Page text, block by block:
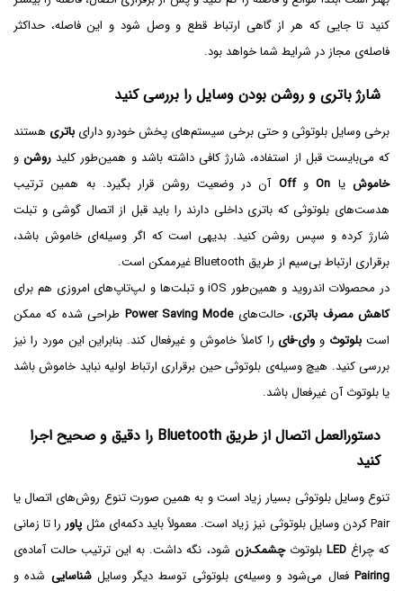
کنید تا جایی که هر از گاهی ارتباط قطع و وصل شود و این فاصله، حداکثر
فاصله‌ی مجاز در شرایط شما خواهد بود.
شارژ باتری و روشن بودن وسایل را بررسی کنید
برخی وسایل بلوتوثی و حتی برخی سیستم‌های پخش خودرو دارای باتری هستند
که می‌بایست قبل از استفاده، شارژ کافی داشته باشد و همین‌طور کلید روشنو
خاموشیا OnوOff آن در وضعیت روشن قرار بگیرد. به همین ترتیب
هدست‌های بلوتوثی که باتری داخلی دارند را باید قبل از اتصال گوشی و تبلت
شارژ کرده و سپس روشن کنید. بدیهی است که اگر وسیله‌ای خاموش باشد،
برقراری ارتباط بی‌سیم از طریق Bluetooth غیرممکن است.
در محصولات اندروید و همین‌طور iOS و تبلت‌ها و لپ‌تاپ‌های امروزی هم برای
کاهش مصرف باتری، حالت‌هایPower Saving Mode طراحی شده که ممکن
است بلوتوث و وای-فای را کاملاً خاموش و غیرفعال کند. بنابراین این مورد را نیز
بررسی کنید. هیچ وسیله‌ی بلوتوثی حین برقراری ارتباط اولیه نباید خاموش باشد
یا بلوتوث آن غیرفعال باشد.
دستورالعمل اتصال از طریق Bluetooth را دقیق و صحیح اجرا
کنید
تنوع وسایل بلوتوثی بسیار زیاد است و به همین صورت تنوع روش‌های اتصال یا
Pair کردن وسایل بلوتوثی نیز زیاد است. معمولاً باید دکمه‌ای مثل
پاور را تا زمانی
که چراغLED بلوتوثچشمک‌زن شود، نگه داشت. به این ترتیب حالت آماده‌ی
Pairingفعال می‌شود و وسیله‌ی بلوتوثی توسط دیگر وسایلشناسایی شده و